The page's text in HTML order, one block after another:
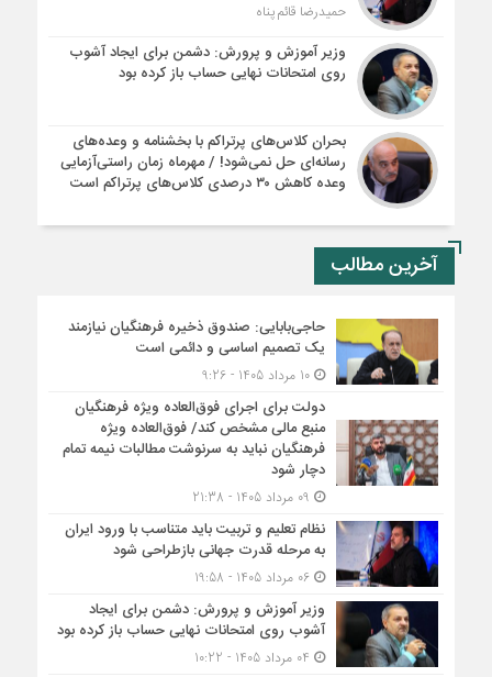
حمیدرضا قائم پناه
وزیر آموزش و پرورش: دشمن برای ایجاد آشوب
روی امتحانات نهایی حساب باز کرده بود
بحران کلاس‌های پرتراکم با بخشنامه و وعده‌های
رسانه‌ای حل نمی‌شود! / مهرماه زمان راستی‌آزمایی
وعده کاهش ۳۰ درصدی کلاس‌های پرتراکم است
آخرین مطالب
حاجی‌بابایی: صندوق ذخیره فرهنگیان نیازمند
یک تصمیم اساسی و دائمی است
10 مرداد 1405 - 9:26
دولت برای اجرای فوق‌العاده ویژه فرهنگیان
منبع مالی مشخص کند/ فوق‌العاده ویژه
فرهنگیان نباید به سرنوشت مطالبات نیمه‌ تمام
دچار شود
نظام تعلیم و تربیت باید متناسب با ورود ایران
به مرحله قدرت جهانی بازطراحی شود
06 مرداد 1405 - 19:58
وزیر آموزش و پرورش: دشمن برای ایجاد
آشوب روی امتحانات نهایی حساب باز کرده بود